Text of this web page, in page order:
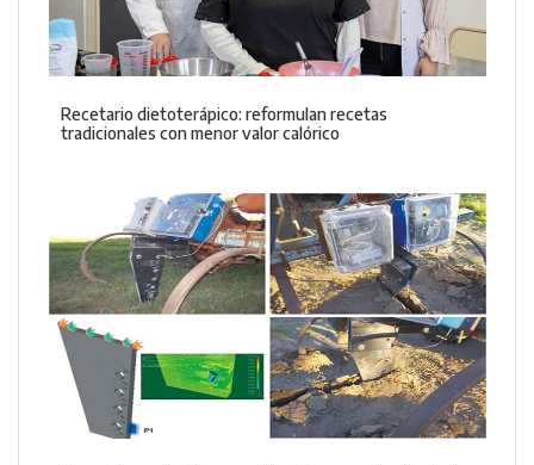
Recetario dietoterápico: reformulan recetas
tradicionales con menor valor calórico